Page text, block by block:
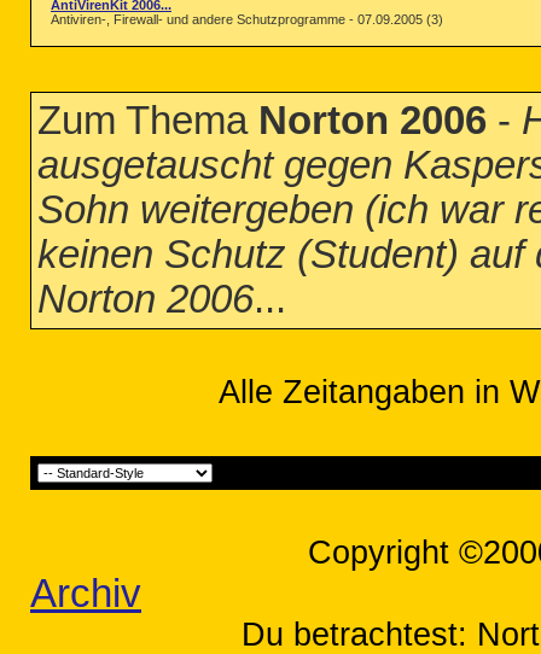
AntiVirenKit 2006...
Antiviren-, Firewall- und andere Schutzprogramme - 07.09.2005 (3)
Zum Thema Norton 2006 -
ausgetauscht gegen
Sohn weitergeben (ich war
keinen Schutz (Student)
Norton 2006...
Alle Zeitangaben in
Copyright
Archiv
Du betrachtest: